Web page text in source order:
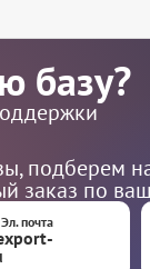
базу?
подберем
заказ по
Эл. почта